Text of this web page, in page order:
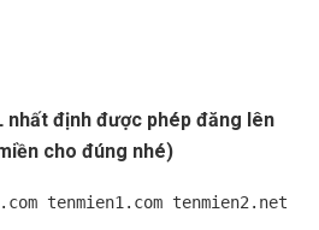
nhất định được phép đăng lên
cho đúng nhé)
tenmien1.com tenmien2.net